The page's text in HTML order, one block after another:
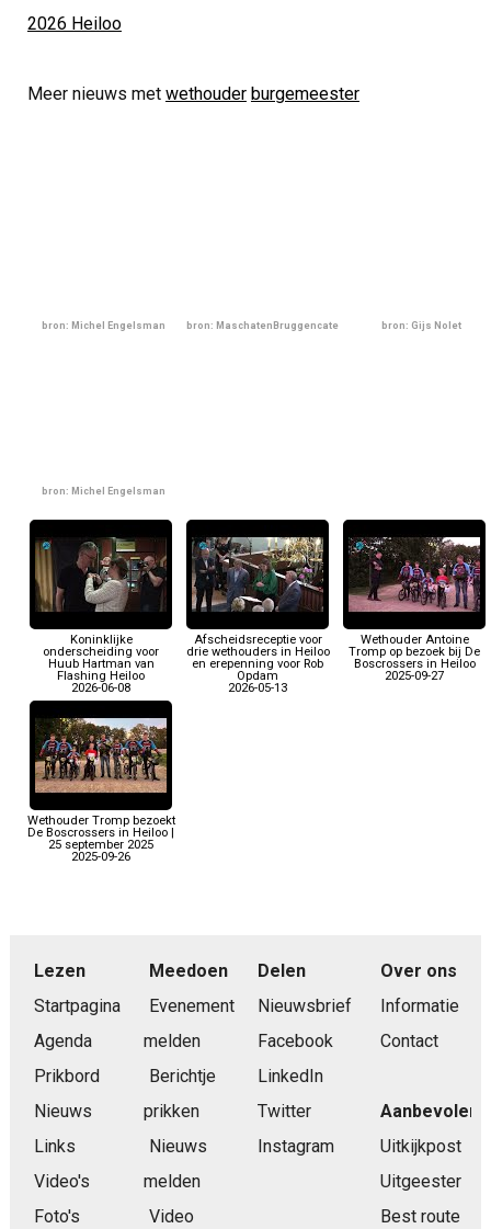
2026 Heiloo
Meer nieuws met wethouder burgemeester
bron: Michel Engelsman bron: MaschatenBruggencate bron: Gijs Nolet
bron: Michel Engelsman
Koninklijke
onderscheiding voor
Huub Hartman van
Flashing Heiloo
2026-06-08
Afscheidsreceptie voor
drie wethouders in Heiloo
en erepenning voor Rob
Opdam
2026-05-13
Wethouder Antoine
Tromp op bezoek bij De
Boscrossers in Heiloo
2025-09-27
Wethouder Tromp bezoekt
De Boscrossers in Heiloo |
25 september 2025
2025-09-26
Lezen
Startpagina
Agenda
Prikbord
Nieuws
Links
Video's
Foto's
Meedoen
Evenement
melden
Berichtje
prikken
Nieuws
melden
Video
Delen
Nieuwsbrief
Facebook
LinkedIn
Twitter
Instagram
Over ons
Informatie
Contact
Aanbevolen
Uitkijkpost
Uitgeester
Best route